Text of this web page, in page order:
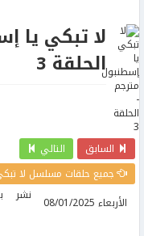
لا تبكي يا
الحلقة 3
السابق
التالي
جميع حلقات مسلسل لا
نشر
الأربعاء 08/01/2025